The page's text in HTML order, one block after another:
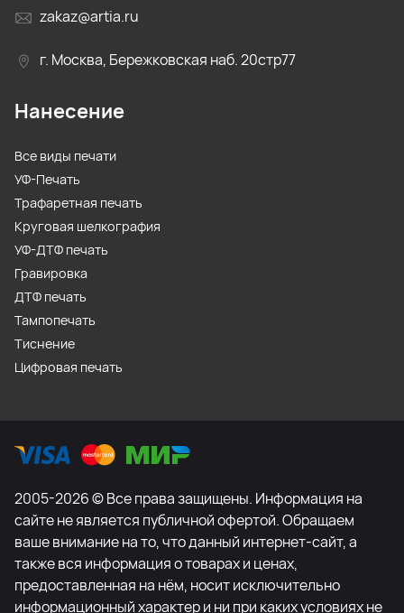
zakaz@artia.ru
г. Москва, Бережковская наб. 20стр77
Нанесение
Все виды печати
УФ-Печать
Трафаретная печать
Круговая шелкография
УФ-ДТФ печать
Гравировка
ДТФ печать
Тампопечать
Тиснение
Цифровая печать
2005-2026 © Все права защищены. Информация на
сайте не является публичной офертой. Обращаем
ваше внимание на то, что данный интернет-сайт, а
также вся информация о товарах и ценах,
предоставленная на нём, носит исключительно
информационный характер и ни при каких условиях не